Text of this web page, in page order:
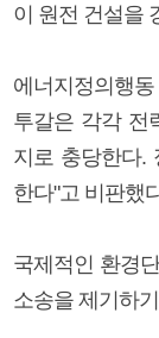
이 원전 건설을
에너지정의행
투갈은 각각 전
지로 충당한다.
한다"고 비판했
국제적인 환경
소송을 제기하